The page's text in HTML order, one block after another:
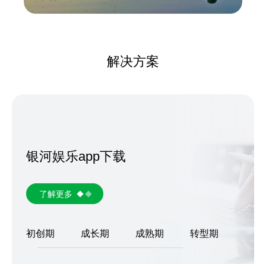
解决方案
银河娱乐app下载
了解更多
初创期 成长期 成熟期 转型期